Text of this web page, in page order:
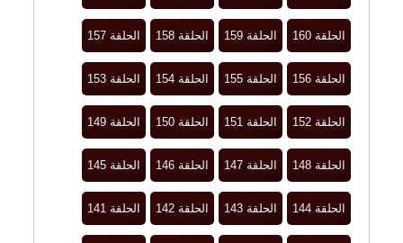
الحلقة 160 الحلقة 159 الحلقة 158 الحلقة 157
الحلقة 156 الحلقة 155 الحلقة 154 الحلقة 153
الحلقة 152 الحلقة 151 الحلقة 150 الحلقة 149
الحلقة 148 الحلقة 147 الحلقة 146 الحلقة 145
الحلقة 144 الحلقة 143 الحلقة 142 الحلقة 141